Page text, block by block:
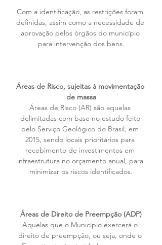
Com a identificação, as restrições foram
definidas, assim como a necessidade de
aprovação pelos órgãos do município
para intervenção dos bens.
Áreas de Risco, sujeitas à movimentação
de massa
Áreas de Risco (AR) são aquelas
delimitadas com base no estudo feito
pelo Serviço Geológico do Brasil, em
2015, sendo locais prioritários para
recebimento de investimentos em
infraestrutura no orçamento anual, para
minimizar os riscos identificados.
Áreas de Direito de Preempção (ADP)
Aquelas que o Município exercerá o
direito de preempção, ou seja, onde o